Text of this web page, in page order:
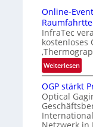
e
‚
H
y
p
e
r
s
p
e
t
e
r
n
a
t
o
n
a
Online-
InfraTec
kostenloses
Weiterlesen:
O
n
l
i
n
OGP stärkt
Optical